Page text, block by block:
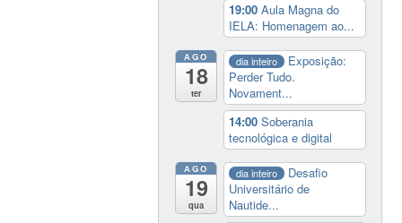
19:00Aula Magna do
IELA: Homenagem ao...
AGO
18
ter
dia inteiro
Exposição:
Perder Tudo.
Novament...
14:00Soberania
tecnológica e digital
AGO
19
qua
dia inteiro
Desafio
Universitário de
Nautide...